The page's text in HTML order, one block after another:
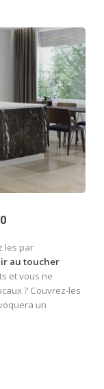
les par
au toucher
et vous ne
? Couvrez-les
un